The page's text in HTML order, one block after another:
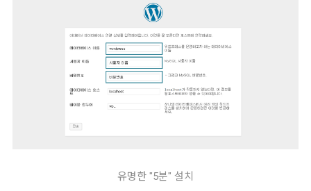
유명한 "5분" 설치